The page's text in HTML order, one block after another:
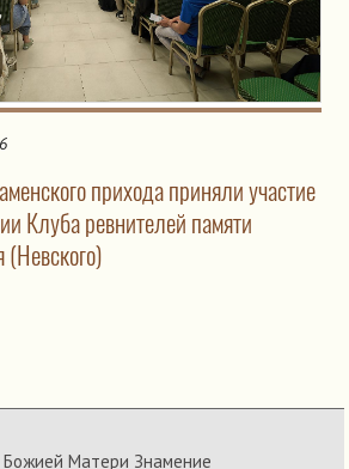
прихода приняли участие
Клуба ревнителей памяти
(Невского)
Божией Матери Знамение